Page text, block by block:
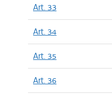
Art. 33
Art. 34
Art. 35
Art. 36